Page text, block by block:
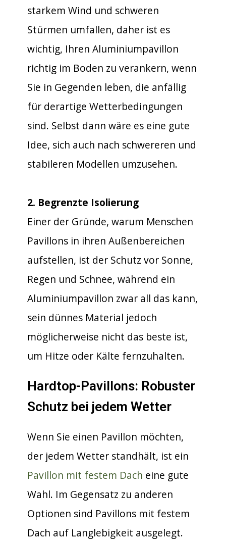
starkem Wind und schweren
Stürmen umfallen, daher ist es
wichtig, Ihren Aluminiumpavillon
richtig im Boden zu verankern, wenn
Sie in Gegenden leben, die anfällig
für derartige Wetterbedingungen
sind. Selbst dann wäre es eine gute
Idee, sich auch nach schwereren und
stabileren Modellen umzusehen.
2. Begrenzte Isolierung
Einer der Gründe, warum Menschen
Pavillons in ihren Außenbereichen
aufstellen, ist der Schutz vor Sonne,
Regen und Schnee, während ein
Aluminiumpavillon zwar all das kann,
sein dünnes Material jedoch
möglicherweise nicht das beste ist,
um Hitze oder Kälte fernzuhalten.
Hardtop-Pavillons: Robuster
Schutz bei jedem Wetter
Wenn Sie einen Pavillon möchten,
der jedem Wetter standhält, ist ein
Pavillon mit festem Dach eine gute
Wahl. Im Gegensatz zu anderen
Optionen sind Pavillons mit festem
Dach auf Langlebigkeit ausgelegt.